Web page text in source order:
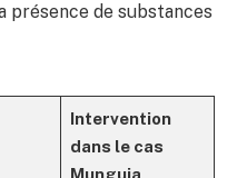
présence de substances
Intervention
dans le cas